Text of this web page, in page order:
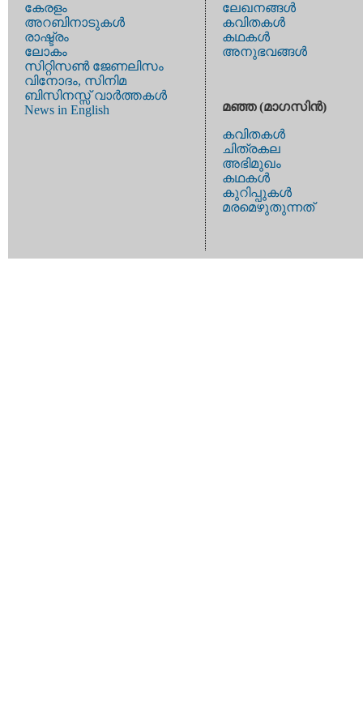
കേരളം
അറബിനാടുകള്‍
രാഷ്ട്രം
ലോകം
സിറ്റിസണ്‍ ജേണലിസം
വിനോദം, സിനിമ
ബിസിനസ്സ് വാര്‍ത്തകള്‍
News in English
ലേഖനങ്ങള്‍
കവിതകള്‍
കഥകള്‍
അനുഭവങ്ങള്‍
മഞ്ഞ (മാഗസിന്‍)
കവിതകള്‍
ചിത്രകല
അഭിമുഖം
കഥകള്‍
കുറിപ്പുകള്‍
മരമെഴുതുന്നത്